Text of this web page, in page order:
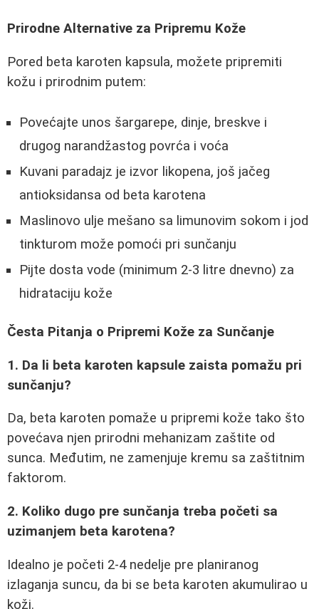
Prirodne Alternative za Pripremu Kože
Pored beta karoten kapsula, možete pripremiti
kožu i prirodnim putem:
Povećajte unos šargarepe, dinje, breskve i
drugog narandžastog povrća i voća
Kuvani paradajz je izvor likopena, još jačeg
antioksidansa od beta karotena
Maslinovo ulje mešano sa limunovim sokom i jod
tinkturom može pomoći pri sunčanju
Pijte dosta vode (minimum 2-3 litre dnevno) za
hidrataciju kože
Česta Pitanja o Pripremi Kože za Sunčanje
1. Da li beta karoten kapsule zaista pomažu pri
sunčanju?
Da, beta karoten pomaže u pripremi kože tako što
povećava njen prirodni mehanizam zaštite od
sunca. Međutim, ne zamenjuje kremu sa zaštitnim
faktorom.
2. Koliko dugo pre sunčanja treba početi sa
uzimanjem beta karotena?
Idealno je početi 2-4 nedelje pre planiranog
izlaganja suncu, da bi se beta karoten akumulirao u
koži.